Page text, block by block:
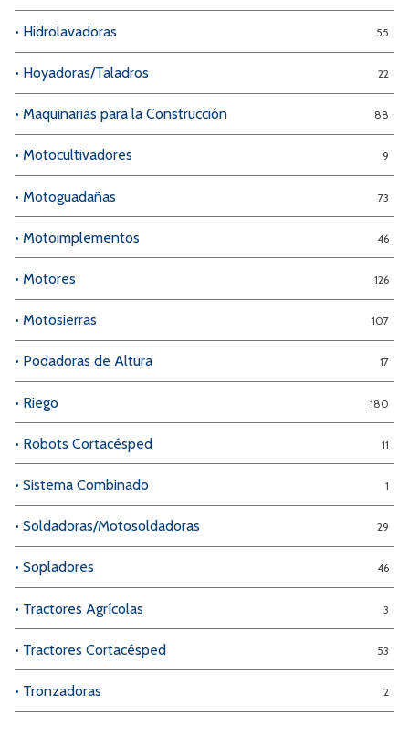
• Hidrolavadoras 55
• Hoyadoras/Taladros 22
• Maquinarias para la Construcción 88
• Motocultivadores 9
• Motoguadañas 73
• Motoimplementos 46
• Motores 126
• Motosierras 107
• Podadoras de Altura 17
• Riego 180
• Robots Cortacésped 11
• Sistema Combinado 1
• Soldadoras/Motosoldadoras 29
• Sopladores 46
• Tractores Agrícolas 3
• Tractores Cortacésped 53
• Tronzadoras 2